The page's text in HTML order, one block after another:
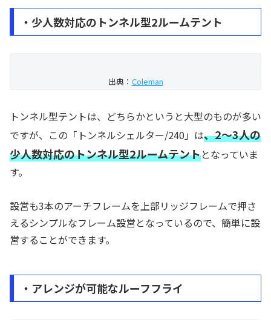
・少人数対応のトンネル型2ルームテント
出典： Coleman
トンネル型テントは、どちらかというと大型のものが多い
ですが、この「トンネルシェルター/240」は、2〜3人の
少人数対応のトンネル型2ルームテントとなっていま
す。
設営も3本のアーチフレームを上部リッジフレームで押さ
えるシンプルなフレーム設営となっているので、簡単に設
営することができます。
・アレンジが可能なルーフフライ